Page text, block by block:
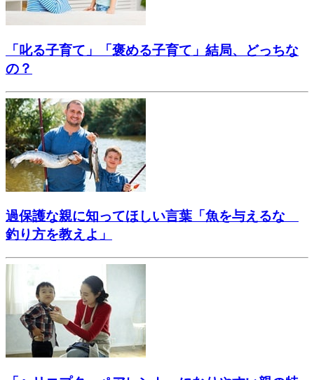
「叱る子育て」「褒める子育て」結局、どっちな
の？
過保護な親に知ってほしい言葉「魚を与えるな
釣り方を教えよ」